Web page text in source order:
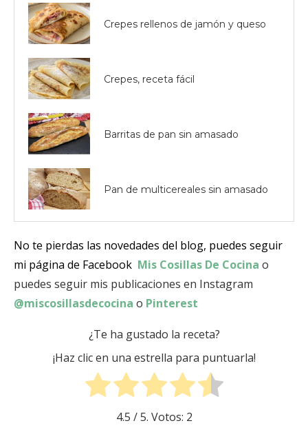
Crepes rellenos de jamón y queso
Crepes, receta fácil
Barritas de pan sin amasado
Pan de multicereales sin amasado
No te pierdas las novedades del blog, puedes seguir
mi página de Facebook Mis Cosillas De Cocina o
puedes seguir mis publicaciones en Instagram
@miscosillasdecocina o Pinterest
¿Te ha gustado la receta?
¡Haz clic en una estrella para puntuarla!
4.5 / 5. Votos: 2